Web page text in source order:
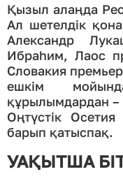
Қызыл алаңда
Ал шетелдік
Александр
Ибраһим, Лаос
Словакия
ешкім
құрылымдардан
Оңтүстік
барып қатыспақ.
УАҚЫТША